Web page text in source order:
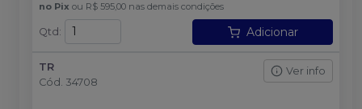
no Pix ou R$ 595,00 nas demais condições
Qtd : Adicionar
TR
Cód. 34708
Ver info